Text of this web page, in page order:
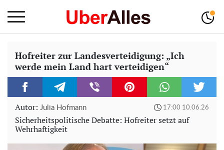
Hofreiter zur Landesverteidigung: „Ich
werde mein Land hart verteidigen“
Autor: Julia Hofmann 17:00 10.06.26
Sicherheitspolitische Debatte: Hofreiter setzt auf
Wehrhaftigkeit